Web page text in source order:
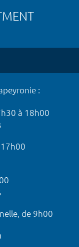
:
à 18h00
de 9h00